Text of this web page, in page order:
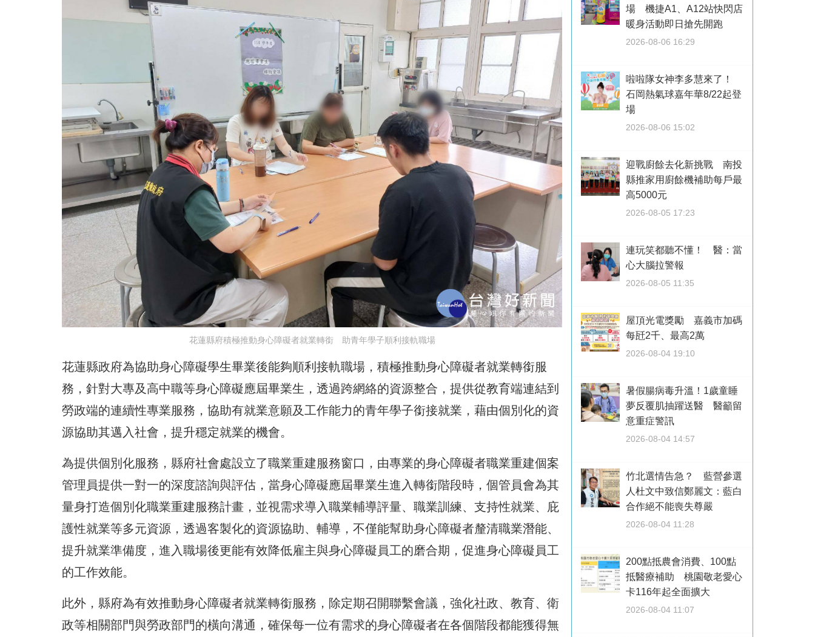
花蓮縣府積極推動身心障礙者就業轉銜 助青年學子順利接軌職場
花蓮縣政府為協助身心障礙學生畢業後能夠順利接軌職場，積極推動身心障礙者就業轉銜服
務，針對大專及高中職等身心障礙應屆畢業生，透過跨網絡的資源整合，提供從教育端連結到
勞政端的連續性專業服務，協助有就業意願及工作能力的青年學子銜接就業，藉由個別化的資
源協助其邁入社會，提升穩定就業的機會。
為提供個別化服務，縣府社會處設立了職業重建服務窗口，由專業的身心障礙者職業重建個案
管理員提供一對一的深度諮詢與評估，當身心障礙應屆畢業生進入轉銜階段時，個管員會為其
量身打造個別化職業重建服務計畫，並視需求導入職業輔導評量、職業訓練、支持性就業、庇
護性就業等多元資源，透過客製化的資源協助、輔導，不僅能幫助身心障礙者釐清職業潛能、
提升就業準備度，進入職場後更能有效降低雇主與身心障礙員工的磨合期，促進身心障礙員工
的工作效能。
此外，縣府為有效推動身心障礙者就業轉銜服務，除定期召開聯繫會議，強化社政、教育、衛
政等相關部門與勞政部門的橫向溝通，確保每一位有需求的身心障礙者在各個階段都能獲得無
場 機捷A1、A12站快閃店
暖身活動即日搶先開跑
2026-08-06 16:29
啦啦隊女神李多慧來了！
石岡熱氣球嘉年華8/22起登
場
2026-08-06 15:02
迎戰廚餘去化新挑戰 南投
縣推家用廚餘機補助每戶最
高5000元
2026-08-05 17:23
連玩笑都聽不懂！ 醫：當
心大腦拉警報
2026-08-05 11:35
屋頂光電獎勵 嘉義市加碼
每瓩2千、最高2萬
2026-08-04 19:10
暑假腸病毒升溫！1歲童睡
夢反覆肌抽躍送醫 醫籲留
意重症警訊
2026-08-04 14:57
竹北選情告急？ 藍營參選
人杜文中致信鄭麗文：藍白
合作絕不能喪失尊嚴
2026-08-04 11:28
200點抵農會消費、100點
抵醫療補助 桃園敬老愛心
卡116年起全面擴大
2026-08-04 11:07